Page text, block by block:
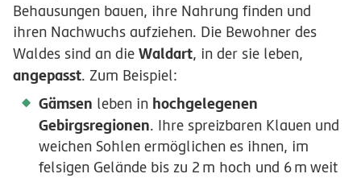
Behausungen bauen, ihre Nahrung finden und
ihren Nachwuchs aufziehen. Die Bewohner des
Waldes sind an die Waldart, in der sie leben,
angepasst. Zum Beispiel:
Gämsen leben in hochgelegenen
Gebirgsregionen. Ihre spreizbaren Klauen und
weichen Sohlen ermöglichen es ihnen, im
felsigen Gelände bis zu 2 m hoch und 6m weit